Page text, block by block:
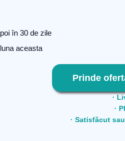
în 30 de zile
aceasta
Prinde
·
·
· Satisfăcut